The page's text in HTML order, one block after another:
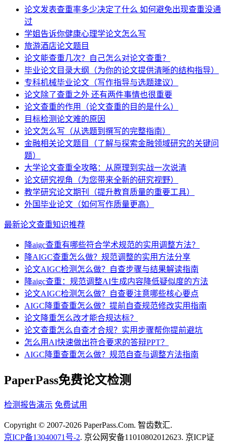
论文发表查重率多少决定了什么 如何避免出现查重没通
过
学姐告诉你健康心理学论文怎么写
旅游酒店论文题目
论文能查重几次？自己怎么对论文查重？
毕业论文目录大纲（为你的论文提供清晰的结构指导）
专科机械毕业论文（写作指导与选题建议）
论文除了查重之外 还有两件事情也很重要
论文查重的作用（论文查重的目的是什么）
目标检测论文难的原因
论文怎么写（从选题到撰写的完整指南）
金融相关论文题目（了解与探索金融领域研究的关键问
题）
大学论文查重全攻略：从原理到实战一次说清
论文研究视角（为您带来全新的研究视野）
教学研究论文期刊（提升教育质量的重要工具）
外国毕业论文（如何写作质量更高）
最新论文查重知识推荐
降aigc查重有哪些符合学术规范的实用调整方法？
降AIGC查重怎么做？规范调整的实用方法分享
论文AIGC检测怎么做？自查步骤与结果解读指南
降aigc查重：规范调整AI生成内容降低疑似度的方法
论文AIGC检测怎么做？自查要注意哪些核心要点
AIGC降重查重怎么做？提前自查规范修改实用指南
论文降重怎么改才能合规达标？
论文查重怎么自查才合规？实用步骤帮你提前避坑
怎么用AI快速做出符合要求的答辩PPT？
AIGC降重查重怎么做？规范自查与调整方法指南
PaperPass免费论文检测
检测报告演示 免费试用
Copyright © 2007-2026 PaperPass.Com. 智齿数汇.
京ICP备13040071号-2. 京公网安备11010802012623. 京ICP证